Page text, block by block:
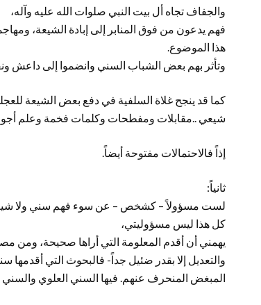
والجفاف تجاه أل بيت النبي صلوات الله عليه وآله،
فهم يدعون من فوق المنابر إلى إبادة الشيعة،
هذا الموضوع.
وتأثر بهم بعض الشباب السني وانضموا إلى داعش
كما قد ينجح غلاة السلفية في دفع بعض الشيعة
شيعي ..مقابلات ومفطحات وكلمات فخمة وعلم
إذاً فالاحتمالات مفتوحة أيضاً.
ثانياً:
لست مسؤولاً – كشخص – عن سوء فهم سني ولا
كل هذا ليس مسؤوليتي،
يهمني أن أقدم المعلومة التي أراها صحيحة، ومن
والتعديل إلا بقدر ضئيل جداً- فالبحوث التي أقدمها
المبغض المنحرف عنهم. فيها السني العلوي